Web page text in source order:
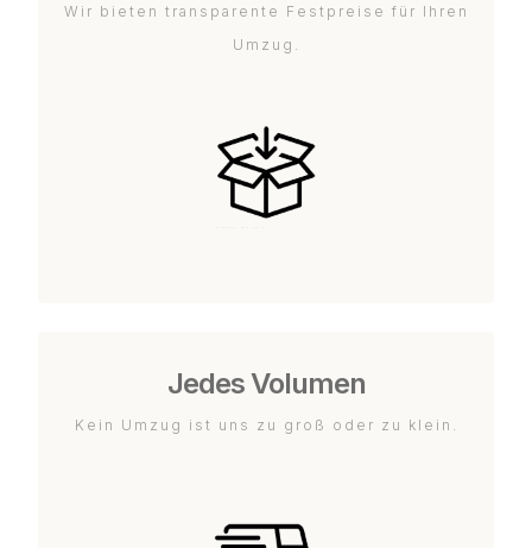
Wir bieten transparente Festpreise für Ihren
Umzug.
Jedes Volumen
Kein Umzug ist uns zu groß oder zu klein.